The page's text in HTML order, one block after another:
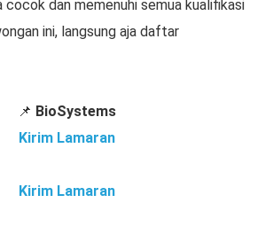
cocok dan memenuhi semua kualifikasi
ini, langsung aja daftar
📌 BioSystems
Kirim Lamaran
Kirim Lamaran